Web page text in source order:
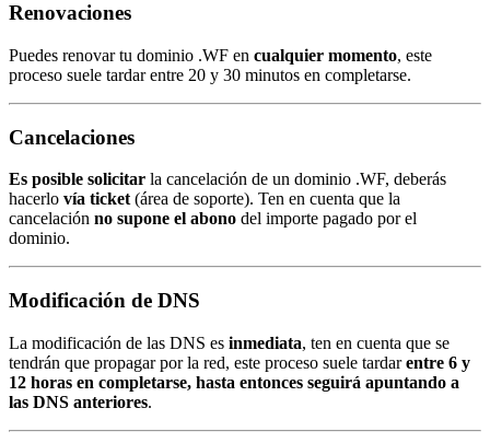
Renovaciones
Puedes renovar tu dominio .WF en cualquier momento, este
proceso suele tardar entre 20 y 30 minutos en completarse.
Cancelaciones
Es posible solicitar la cancelación de un dominio .WF, deberás
hacerlo vía ticket (área de soporte). Ten en cuenta que la
cancelación no supone el abono del importe pagado por el
dominio.
Modificación de DNS
La modificación de las DNS es inmediata, ten en cuenta que se
tendrán que propagar por la red, este proceso suele tardarentre 6 y
12 horas en completarse, hasta entonces seguirá apuntando a
las DNS anteriores.